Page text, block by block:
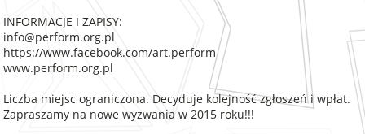
INFORMACJE I ZAPISY:
info@perform.org.pl
https://www.facebook.com/art.perform
www.perform.org.pl
Liczba miejsc ograniczona. Decyduje kolejność zgłoszeń i wpłat.
Zapraszamy na nowe wyzwania w 2015 roku!!!